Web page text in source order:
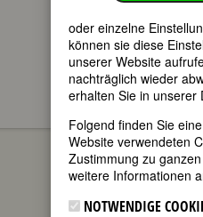
FEMBIO SPECIALS
Josephine Zürcher
FEMBIO SPECIAL:
ÄRZTINNEN
oder einzelne
können sie diese
unserer Website
nachträglich wieder
erhalten Sie in unserer
Folgend finden Sie
Website verwendeten
Zustimmung zu
weitere Informationen
NOTWENDIGE